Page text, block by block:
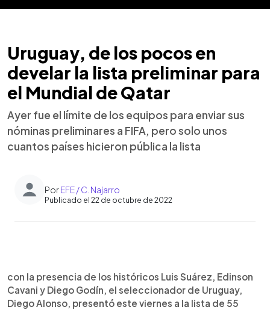
Uruguay, de los pocos en
develar la lista preliminar para
el Mundial de Qatar
Ayer fue el límite de los equipos para enviar sus
nóminas preliminares a FIFA, pero solo unos
cuantos países hicieron pública la lista
PorEFE / C. Najarro
Publicado el 22 de octubre de 2022
Escuchar artículo
con la presencia de los históricos Luis Suárez, Edinson
Cavani y Diego Godín, el seleccionador de Uruguay,
Diego Alonso, presentó este viernes a la lista de 55